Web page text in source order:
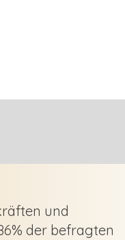
und
der befragten